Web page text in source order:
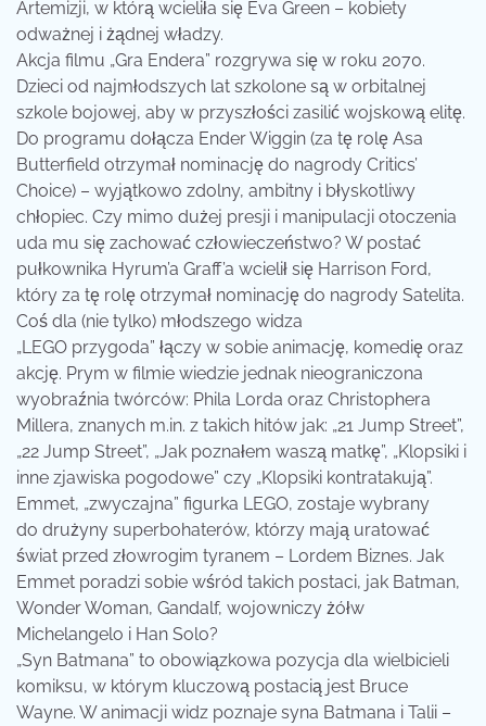
Artemizji, w którą wcieliła się Eva Green – kobiety
odważnej i żądnej władzy.
Akcja filmu „Gra Endera” rozgrywa się w roku 2070.
Dzieci od najmłodszych lat szkolone są w orbitalnej
szkole bojowej, aby w przyszłości zasilić wojskową elitę.
Do programu dołącza Ender Wiggin (za tę rolę Asa
Butterfield otrzymał nominację do nagrody Critics’
Choice) – wyjątkowo zdolny, ambitny i błyskotliwy
chłopiec. Czy mimo dużej presji i manipulacji otoczenia
uda mu się zachować człowieczeństwo? W postać
pułkownika Hyrum’a Graff’a wcielił się Harrison Ford,
który za tę rolę otrzymał nominację do nagrody Satelita.
Coś dla (nie tylko) młodszego widza
„LEGO przygoda” łączy w sobie animację, komedię oraz
akcję. Prym w filmie wiedzie jednak nieograniczona
wyobraźnia twórców: Phila Lorda oraz Christophera
Millera, znanych m.in. z takich hitów jak: „21 Jump Street”,
„22 Jump Street”, „Jak poznałem waszą matkę”, „Klopsiki i
inne zjawiska pogodowe” czy „Klopsiki kontratakują”.
Emmet, „zwyczajna” figurka LEGO, zostaje wybrany
do drużyny superbohaterów, którzy mają uratować
świat przed złowrogim tyranem – Lordem Biznes. Jak
Emmet poradzi sobie wśród takich postaci, jak Batman,
Wonder Woman, Gandalf, wojowniczy żółw
Michelangelo i Han Solo?
„Syn Batmana” to obowiązkowa pozycja dla wielbicieli
komiksu, w którym kluczową postacią jest Bruce
Wayne. W animacji widz poznaje syna Batmana i Talii –